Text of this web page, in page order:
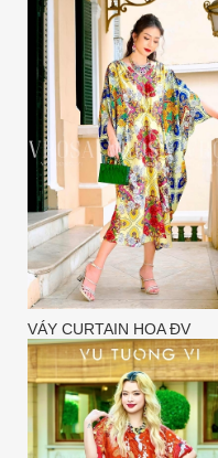
VÁY CURTAIN HOA ĐV